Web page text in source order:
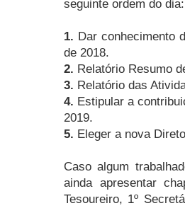
seguinte ordem do dia:
1. Dar conhecimento
de 2018.
2. Relatório Resumo
3. Relatório das
4. Estipular a
2019.
5. Eleger a nova
Caso algum
ainda apresentar
Tesoureiro, 1º